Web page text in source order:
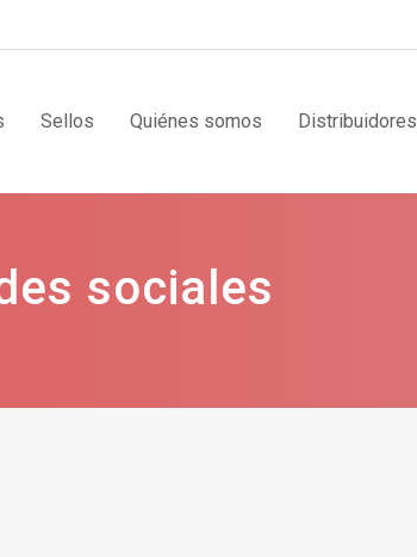
Sellos Quiénes somos Distribuidores
sociales